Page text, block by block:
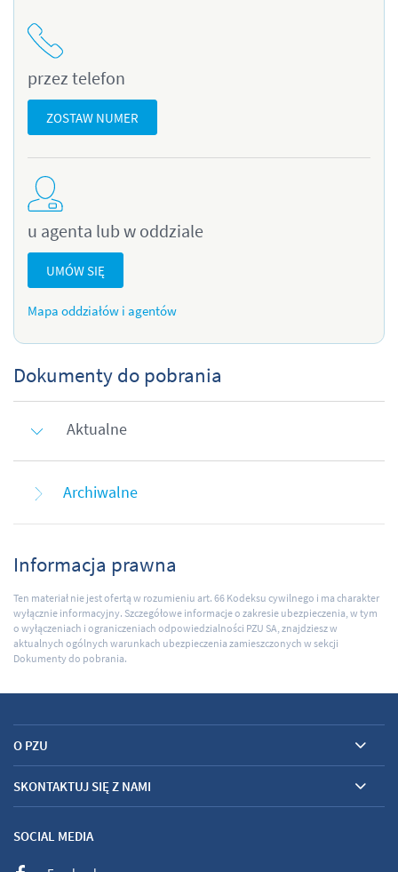
przez telefon
ZOSTAW NUMER
u agenta lub w oddziale
UMÓW SIĘ
Mapa oddziałów i agentów
Dokumenty do pobrania
Aktualne
Archiwalne
Informacja prawna
Ten materiał nie jest ofertą w rozumieniu art. 66 Kodeksu cywilnego i ma charakter
wyłącznie informacyjny. Szczegółowe informacje o zakresie ubezpieczenia, w tym
o wyłączeniach i ograniczeniach odpowiedzialności PZU SA, znajdziesz w
aktualnych ogólnych warunkach ubezpieczenia zamieszczonych w sekcji
Dokumenty do pobrania.
O PZU
SKONTAKTUJ SIĘ Z NAMI
SOCIAL MEDIA